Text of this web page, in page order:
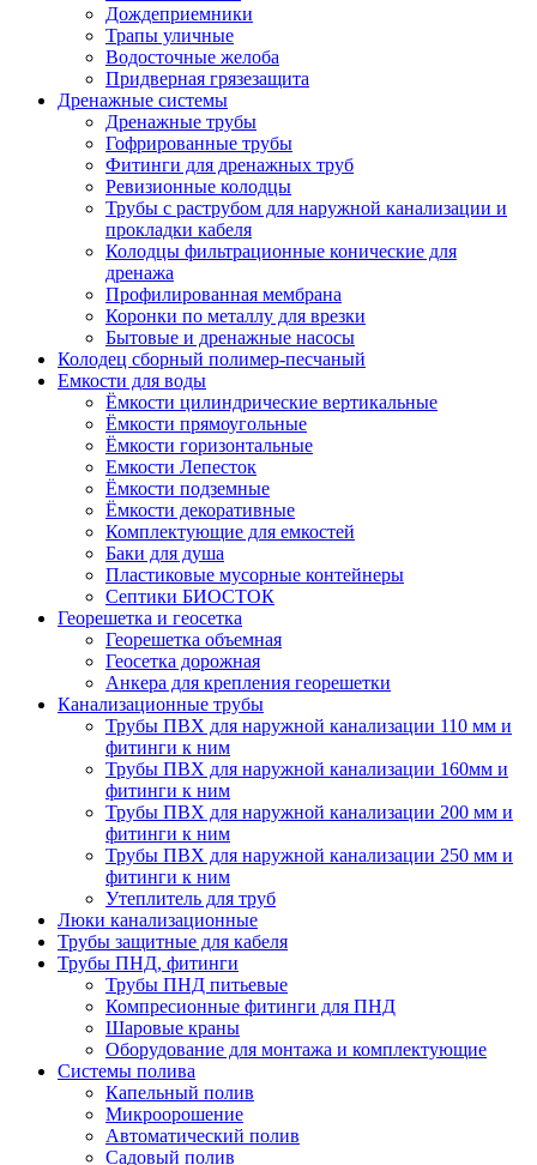
Дождеприемники
Трапы уличные
Водосточные желоба
Придверная грязезащита
Дренажные системы
Дренажные трубы
Гофрированные трубы
Фитинги для дренажных труб
Ревизионные колодцы
Трубы с раструбом для наружной канализации и
прокладки кабеля
Колодцы фильтрационные конические для
дренажа
Профилированная мембрана
Коронки по металлу для врезки
Бытовые и дренажные насосы
Колодец сборный полимер-песчаный
Емкости для воды
Ёмкости цилиндрические вертикальные
Ёмкости прямоугольные
Ёмкости горизонтальные
Емкости Лепесток
Ёмкости подземные
Ёмкости декоративные
Комплектующие для емкостей
Баки для душа
Пластиковые мусорные контейнеры
Септики БИОСТОК
Георешетка и геосетка
Георешетка объемная
Геосетка дорожная
Анкера для крепления георешетки
Канализационные трубы
Трубы ПВХ для наружной канализации 110 мм и
фитинги к ним
Трубы ПВХ для наружной канализации 160мм и
фитинги к ним
Трубы ПВХ для наружной канализации 200 мм и
фитинги к ним
Трубы ПВХ для наружной канализации 250 мм и
фитинги к ним
Утеплитель для труб
Люки канализационные
Трубы защитные для кабеля
Трубы ПНД, фитинги
Трубы ПНД питьевые
Компресионные фитинги для ПНД
Шаровые краны
Оборудование для монтажа и комплектующие
Системы полива
Капельный полив
Микроорошение
Автоматический полив
Садовый полив